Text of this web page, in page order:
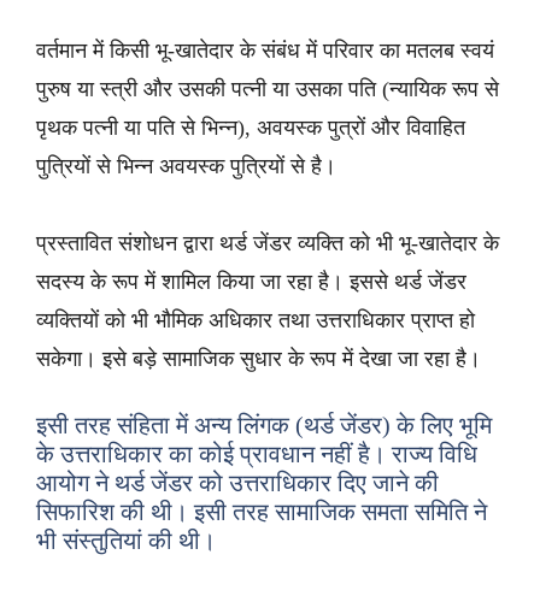
वर्तमान में किसी भू-खातेदार के संबंध में परिवार का मतलब स्वयं
पुरुष या स्त्री और उसकी पत्नी या उसका पति (न्यायिक रूप से
पृथक पत्नी या पति से भिन्न), अवयस्क पुत्रों और विवाहित
पुत्रियों से भिन्न अवयस्क पुत्रियों से है।
प्रस्तावित संशोधन द्वारा थर्ड जेंडर व्यक्ति को भी भू-खातेदार के
सदस्य के रूप में शामिल किया जा रहा है। इससे थर्ड जेंडर
व्यक्तियों को भी भौमिक अधिकार तथा उत्तराधिकार प्राप्त हो
सकेगा। इसे बड़े सामाजिक सुधार के रूप में देखा जा रहा है।
इसी तरह संहिता में अन्य लिंगक (थर्ड जेंडर) के लिए भूमि
के उत्तराधिकार का कोई प्रावधान नहीं है। राज्य विधि
आयोग ने थर्ड जेंडर को उत्तराधिकार दिए जाने की
सिफारिश की थी। इसी तरह सामाजिक समता समिति ने
भी संस्तुतियां की थी।